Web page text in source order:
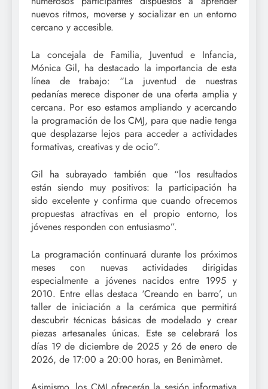
nuevos ritmos, moverse y socializar en un entorno
cercano y accesible.
La concejala de Familia, Juventud e Infancia,
Mónica Gil, ha destacado la importancia de esta
línea de trabajo: “La juventud de nuestras
pedanías merece disponer de una oferta amplia y
cercana. Por eso estamos ampliando y acercando
la programación de los CMJ, para que nadie tenga
que desplazarse lejos para acceder a actividades
formativas, creativas y de ocio”.
Gil ha subrayado también que “los resultados
están siendo muy positivos: la participación ha
sido excelente y confirma que cuando ofrecemos
propuestas atractivas en el propio entorno, los
jóvenes responden con entusiasmo”.
La programación continuará durante los próximos
meses con nuevas actividades dirigidas
especialmente a jóvenes nacidos entre 1995 y
2010. Entre ellas destaca ‘Creando en barro’, un
taller de iniciación a la cerámica que permitirá
descubrir técnicas básicas de modelado y crear
piezas artesanales únicas. Este se celebrará los
días 19 de diciembre de 2025 y 26 de enero de
2026, de 17:00 a 20:00 horas, en Benimàmet.